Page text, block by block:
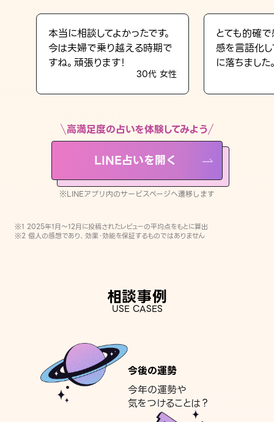
LINE占いを開く
※LINEアプリ内のサービスページへ遷移します
本当に相談してよかったです。
今は夫婦で乗り越える時期で
すね。頑張ります！
30代 女性
とても的確
感を言語化
に落ちました
高満足度の占いを体験してみよう
LINE占いを開く
※LINEアプリ内のサービスページへ遷移します
※1 2025年1月〜12月に投稿されたレビューの平均点をもとに算出
※2 個人の感想であり、効果・効能を保証するものではありません
相談事例
USE CASES
今後の運勢
今年の運勢や
気をつけることは？